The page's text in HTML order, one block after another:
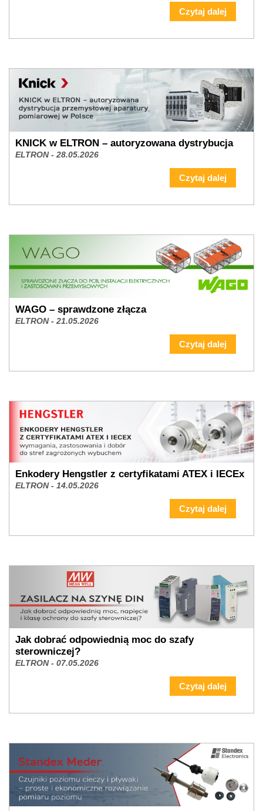
Czytaj dalej
KNICK w ELTRON – autoryzowana dystrybucja
ELTRON - 28.05.2026
Czytaj dalej
WAGO – sprawdzone złącza
ELTRON - 21.05.2026
Czytaj dalej
Enkodery Hengstler z certyfikatami ATEX i IECEx
ELTRON - 14.05.2026
Czytaj dalej
Jak dobrać odpowiednią moc do szafy
sterowniczej?
ELTRON - 07.05.2026
Czytaj dalej